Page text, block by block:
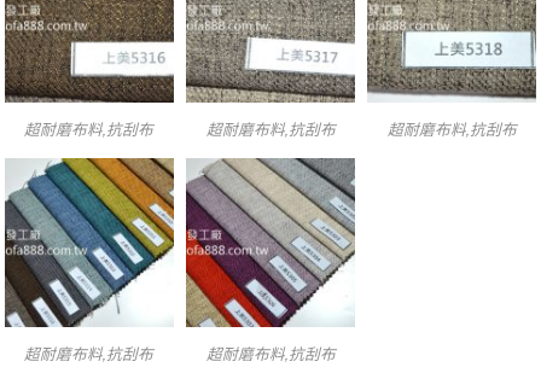
超耐磨布料,抗刮布 超耐磨布料,抗刮布 超耐磨布料,抗刮布
超耐磨布料,抗刮布 超耐磨布料,抗刮布